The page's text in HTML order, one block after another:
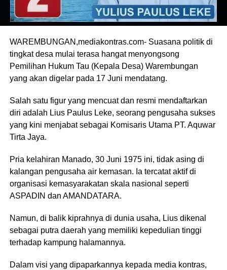
WAREMBUNGAN,mediakontras.com- Suasana politik di
tingkat desa mulai terasa hangat menyongsong
Pemilihan Hukum Tau (Kepala Desa) Warembungan
yang akan digelar pada 17 Juni mendatang.
Salah satu figur yang mencuat dan resmi mendaftarkan
diri adalah Lius Paulus Leke, seorang pengusaha sukses
yang kini menjabat sebagai Komisaris Utama PT. Aquwar
Tirta Jaya.
Pria kelahiran Manado, 30 Juni 1975 ini, tidak asing di
kalangan pengusaha air kemasan. Ia tercatat aktif di
organisasi kemasyarakatan skala nasional seperti
ASPADIN dan AMANDATARA.
Namun, di balik kiprahnya di dunia usaha, Lius dikenal
sebagai putra daerah yang memiliki kepedulian tinggi
terhadap kampung halamannya.
Dalam visi yang dipaparkannya kepada media kontras,